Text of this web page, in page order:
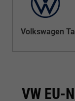
Volkswagen
VW EU-